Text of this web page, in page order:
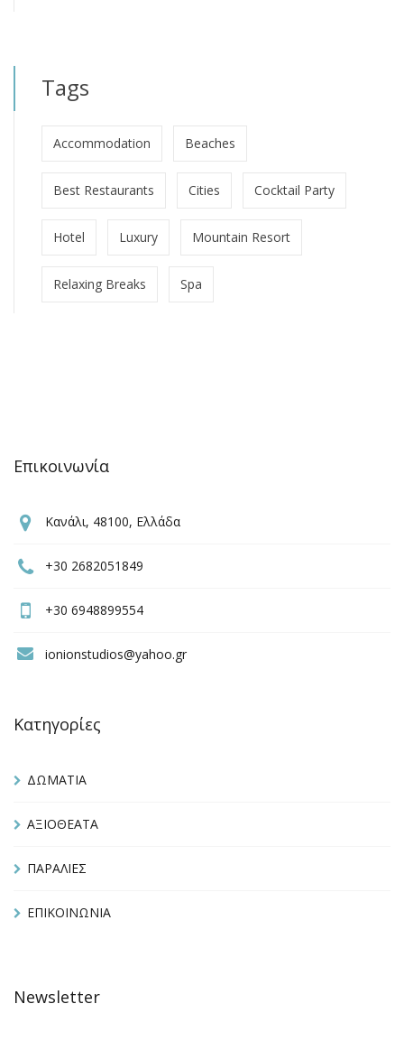
Tags
Accommodation Beaches
Best Restaurants Cities Cocktail Party
Hotel Luxury Mountain Resort
Relaxing Breaks Spa
Επικοινωνία
Κανάλι, 48100, Ελλάδα
+30 2682051849
+30 6948899554
ionionstudios@yahoo.gr
Κατηγορίες
ΔΩΜΑΤΙΑ
ΑΞΙΟΘΕΑΤΑ
ΠΑΡΑΛΙΕΣ
ΕΠΙΚΟΙΝΩΝΙΑ
Newsletter